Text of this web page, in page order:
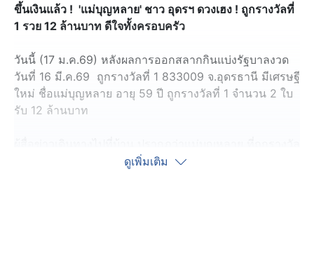
ขึ้นเงินแล้ว ! 'แม่บุญหลาย' ชาว อุดรฯ ดวงเฮง ! ถูกรางวัลที่
1 รวย 12 ล้านบาท ดีใจทั้งครอบครัว
วันนี้ (17 ม.ค.69) หลังผลการออกสลากกินแบ่งรัฐบาลงวด
วันที่ 16 มี.ค.69 ถูกรางวัลที่ 1 833009 จ.อุดรธานี มีเศรษฐี
ใหม่ ชื่อแม่บุญหลาย อายุ 59 ปี ถูกรางวัลที่ 1 จำนวน 2 ใบ
รับ 12 ล้านบาท
ไม่อยู่ ไปทำงานอยู่ จ.สมุทรสาคร พบเพียงนายสมชาย อายุ
ดูเพิ่มเติม